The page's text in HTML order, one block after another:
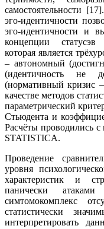
самостоятельности
эго-идентичности
эго-идентичности и
концепции статусэв
которая является
– автономный
(идентичность не
(нормативный кризис
качестве методов
параметрический
Стьюдента и
Расчёты проводились с
STATISTICA.
Проведение
уровня
характеристик и
панически
симтомокомплекс
статистически
интерпретировать